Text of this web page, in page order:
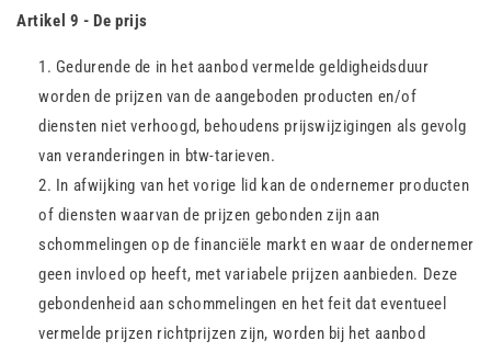
Artikel 9 - De prijs
Gedurende de in het aanbod vermelde geldigheidsduur
worden de prijzen van de aangeboden producten en/of
diensten niet verhoogd, behoudens prijswijzigingen als gevolg
van veranderingen in btw-tarieven.
In afwijking van het vorige lid kan de ondernemer producten
of diensten waarvan de prijzen gebonden zijn aan
schommelingen op de financiële markt en waar de ondernemer
geen invloed op heeft, met variabele prijzen aanbieden. Deze
gebondenheid aan schommelingen en het feit dat eventueel
vermelde prijzen richtprijzen zijn, worden bij het aanbod